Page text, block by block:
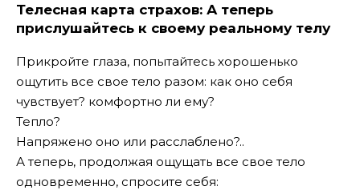
Телесная карта страхов: А теперь
прислушайтесь к своему реальному телу
Прикройте глаза, попытайтесь хорошенько
ощутить все свое тело разом: как оно себя
чувствует? комфортно ли ему?
Тепло?
Напряжено оно или расслаблено?..
А теперь, продолжая ощущать все свое тело
одновременно, спросите себя: